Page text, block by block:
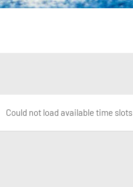
Could not load available time slots